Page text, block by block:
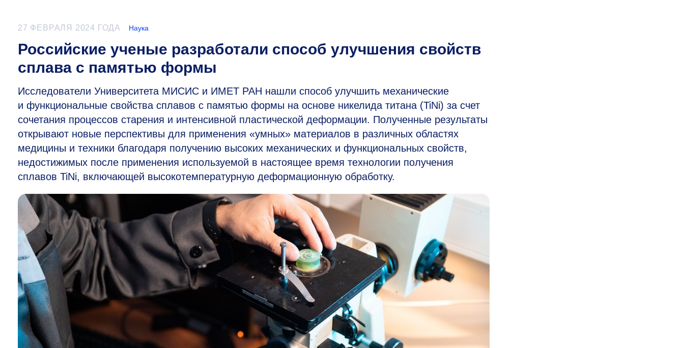
27 ФЕВРАЛЯ 2024 ГОДА Наука
Российские ученые разработали способ улучшения свойств
сплава с памятью формы
Исследователи Университета МИСИС и ИМЕТ РАН нашли способ улучшить механические
и функциональные свойства сплавов с памятью формы на основе никелида титана (TiNi) за счет
сочетания процессов старения и интенсивной пластической деформации. Полученные результаты
открывают новые перспективы для применения «умных» материалов в различных областях
медицины и техники благодаря получению высоких механических и функциональных свойств,
недостижимых после применения используемой в настоящее время технологии получения
сплавов TiNi, включающей высокотемпературную деформационную обработку.